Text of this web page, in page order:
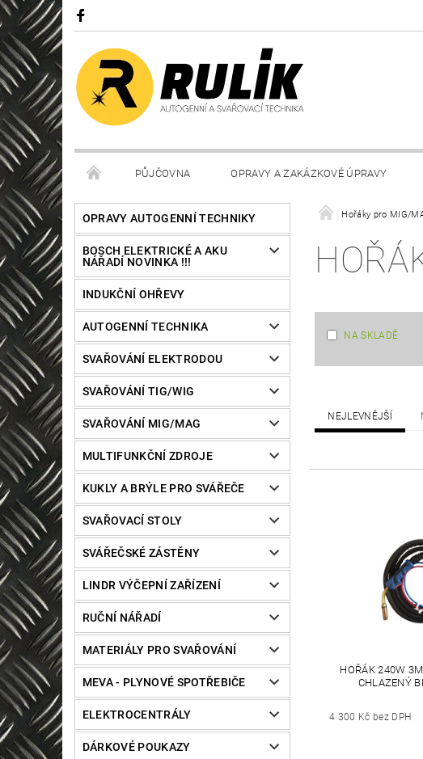
PŮJČOVNA OPRAVY A ZAKÁZKOVÉ ÚPRAVY
OPRAVY AUTOGENNÍ TECHNIKY
BOSCH ELEKTRICKÉ A AKU
NÁŘADÍ NOVINKA !!!
INDUKČNÍ OHŘEVY
AUTOGENNÍ TECHNIKA
SVAŘOVÁNÍ ELEKTRODOU
SVAŘOVÁNÍ TIG/WIG
SVAŘOVÁNÍ MIG/MAG
MULTIFUNKČNÍ ZDROJE
KUKLY A BRÝLE PRO SVÁŘEČE
SVAŘOVACÍ STOLY
SVÁŘEČSKÉ ZÁSTĚNY
LINDR VÝČEPNÍ ZAŘÍZENÍ
RUČNÍ NÁŘADÍ
MATERIÁLY PRO SVAŘOVÁNÍ
MEVA - PLYNOVÉ SPOTŘEBIČE
ELEKTROCENTRÁLY
DÁRKOVÉ POUKAZY
Hořáky pro MIG/
NA SKLADĚ
NEJLEVNĚJŠÍ
HOŘÁK 240W
CHLAZENÝ
4 300 Kč bez DPH